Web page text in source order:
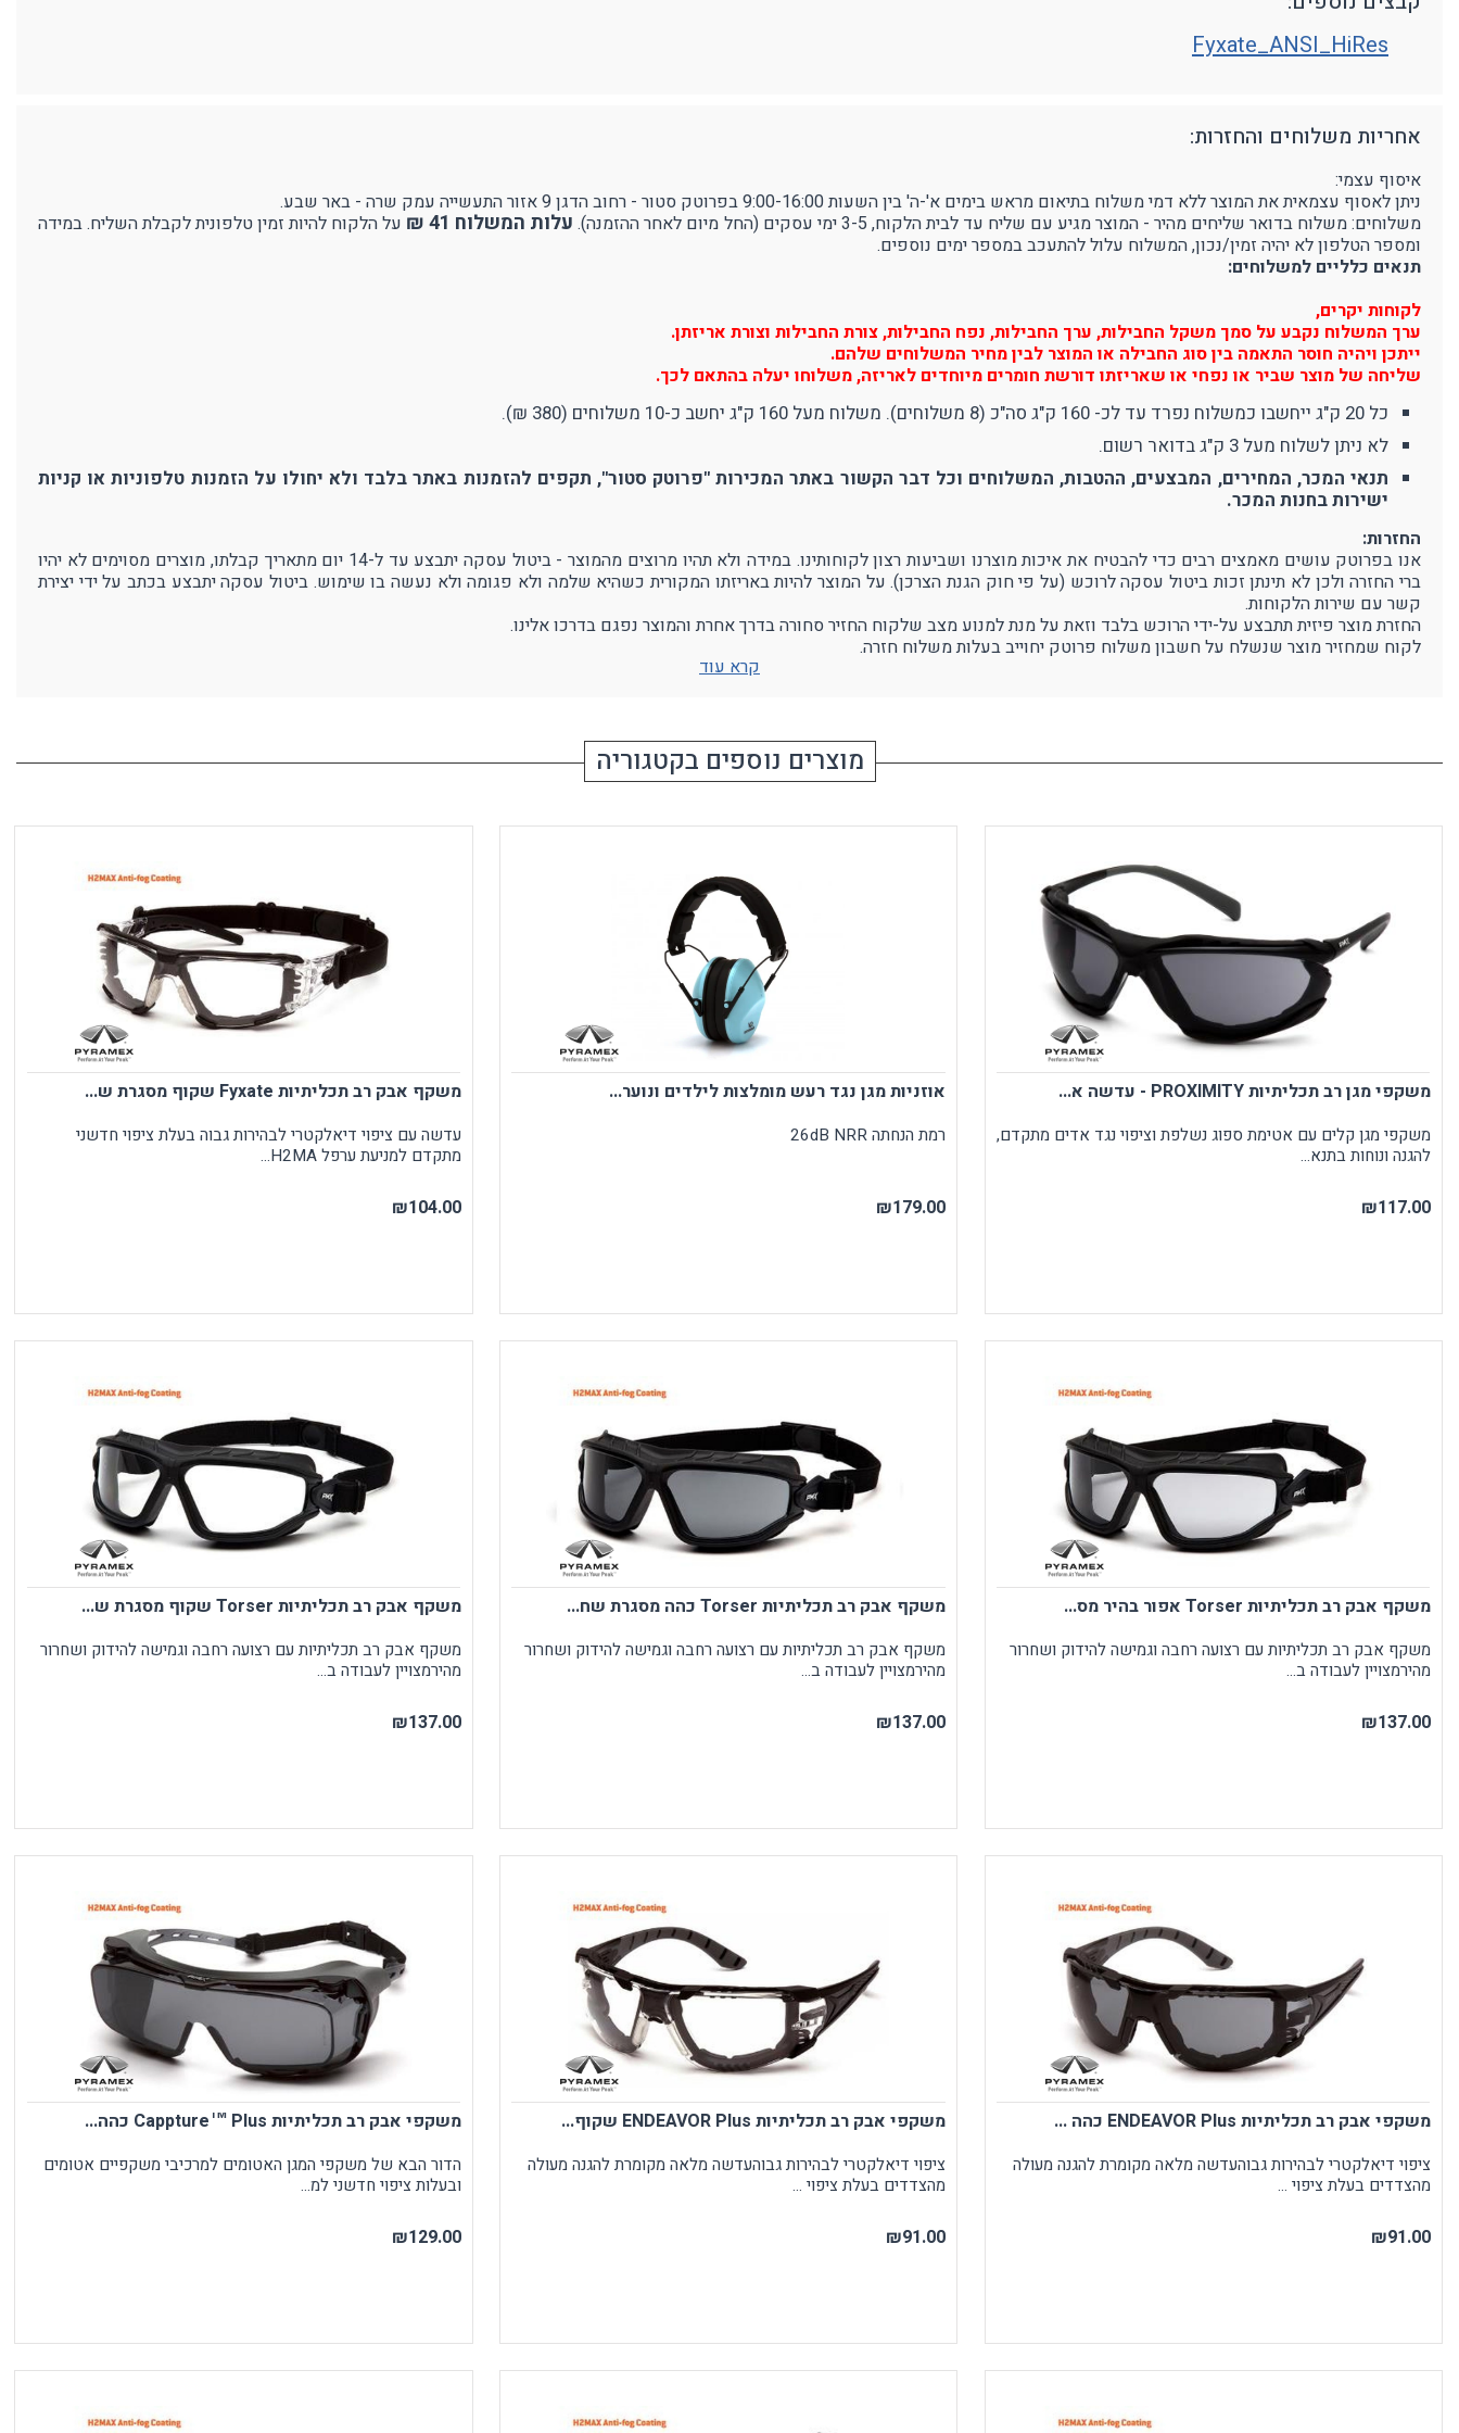
Fyxate_ANSI_HiRes
אחריות משלוחים והחזרות:
איסוף עצמי:
ניתן לאסוף עצמאית את המוצר ללא דמי משלוח בתיאום מראש בימים א'-ה' בין השעות 9:00-16:00 בפרוטק סטור - רחוב הדגן 9 אזור התעשייה עמק שרה - באר שבע.
משלוחים: משלוח בדואר שליחים מהיר - המוצר מגיע עם שליח עד לבית הלקוח, 3-5 ימי עסקים (החל מיום לאחר ההזמנה).
עלות המשלוח 41 ₪
על הלקוח להיות זמין טלפונית לקבלת השליח. במידה
ומספר הטלפון לא יהיה זמין/נכון, המשלוח עלול להתעכב במספר ימים נוספים.
תנאים כלליים למשלוחים:
לקוחות יקרים,
ערך המשלוח נקבע על סמך משקל החבילות, ערך החבילות, נפח החבילות, צורת החבילות וצורת אריזתן.
ייתכן ויהיה חוסר התאמה בין סוג החבילה או המוצר לבין מחיר המשלוחים שלהם.
שליחה של מוצר שביר או נפחי או שאריזתו דורשת חומרים מיוחדים לאריזה, משלוחו יעלה בהתאם לכך.
כל 20 ק"ג ייחשבו כמשלוח נפרד עד לכ- 160 ק"ג סה"כ (8 משלוחים). משלוח מעל 160 ק"ג יחשב כ-10 משלוחים (380 ₪).
לא ניתן לשלוח מעל 3 ק"ג בדואר רשום.
תנאי המכר, המחירים, המבצעים, ההטבות, המשלוחים וכל דבר הקשור באתר המכירות "פרוטק סטור", תקפים להזמנות באתר בלבד ולא יחולו על הזמנות טלפוניות או קניות
ישירות בחנות המכר.
החזרות:
אנו בפרוטק עושים מאמצים רבים כדי להבטיח את איכות מוצרנו ושביעות רצון לקוחותינו. במידה ולא תהיו מרוצים מהמוצר - ביטול עסקה יתבצע עד ל-14 יום מתאריך קבלתו, מוצרים מסוימים לא יהיו
ברי החזרה ולכן לא תינתן זכות ביטול עסקה לרוכש (על פי חוק הגנת הצרכן). על המוצר להיות באריזתו המקורית כשהיא שלמה ולא פגומה ולא נעשה בו שימוש. ביטול עסקה יתבצע בכתב על ידי יצירת
קשר עם שירות הלקוחות.
החזרת מוצר פיזית תתבצע על-ידי הרוכש בלבד וזאת על מנת למנוע מצב שלקוח החזיר סחורה בדרך אחרת והמוצר נפגם בדרכו אלינו.
לקוח שמחזיר מוצר שנשלח על חשבון משלוח פרוטק יחוייב בעלות משלוח חזרה.
קרא עוד
מוצרים נוספים בקטגוריה
משקפי מגן רב תכליתיות PROXIMITY - עדשה א...
משקפי מגן קלים עם אטימת ספוג נשלפת וציפוי נגד אדים מתקדם,
להגנה ונוחות בתנא...
₪117.00
אוזניות מגן נגד רעש מומלצות לילדים ונוער...
רמת הנחתה 26dB NRR
₪179.00
משקף אבק רב תכליתיות Fyxate שקוף מסגרת ש...
עדשה עם ציפוי דיאלקטרי לבהירות גבוה בעלת ציפוי חדשני
מתקדם למניעת ערפל H2MA...
₪104.00
משקף אבק רב תכליתיות Torser אפור בהיר מס...
משקף אבק רב תכליתיות עם רצועה רחבה וגמישה להידוק ושחרור
מהירמצויין לעבודה ב...
₪137.00
משקף אבק רב תכליתיות Torser כהה מסגרת שח...
משקף אבק רב תכליתיות עם רצועה רחבה וגמישה להידוק ושחרור
מהירמצויין לעבודה ב...
₪137.00
משקף אבק רב תכליתיות Torser שקוף מסגרת ש...
משקף אבק רב תכליתיות עם רצועה רחבה וגמישה להידוק ושחרור
מהירמצויין לעבודה ב...
₪137.00
משקפי אבק רב תכליתיות ENDEAVOR Plus כהה ...
ציפוי דיאלקטרי לבהירות גבוהעדשה מלאה מקומרת להגנה מעולה
מהצדדים בעלת ציפוי ...
₪91.00
משקפי אבק רב תכליתיות ENDEAVOR Plus שקוף...
ציפוי דיאלקטרי לבהירות גבוהעדשה מלאה מקומרת להגנה מעולה
מהצדדים בעלת ציפוי ...
₪91.00
משקפי אבק רב תכליתיות Cappture™ Plus כהה...
הדור הבא של משקפי המגן האטומים למרכיבי משקפיים אטומים
ובעלות ציפוי חדשני למ...
₪129.00